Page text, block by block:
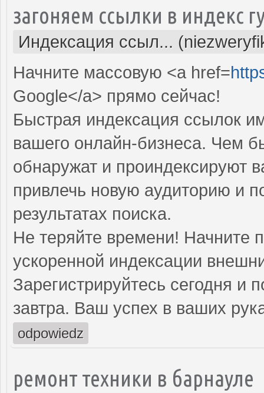
загоняем ссылки в индекс
Индексация ссыл...
Начните массовую <a href=
Google</a> прямо cейчас!
Быстрая индексация ссылок
вашего онлайн-бизнеса. Чем
обнаружат и проиндексируют
привлечь новую аудиторию и
результатах поиска.
Не теряйте времени! Начните
ускоренной индексации
Зарегистрируйтесь сегодня и
завтра. Ваш успех в ваших
odpowiedz
ремонт техники в барнауле